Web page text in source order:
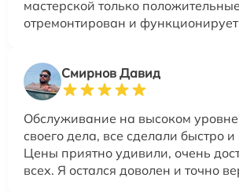
мастерской только
отремонтирован и
Смирнов Давид
Обслуживание на высоком
своего дела, все сделали быстро и
Цены приятно удивили, очень
всех. Я остался доволен и точно